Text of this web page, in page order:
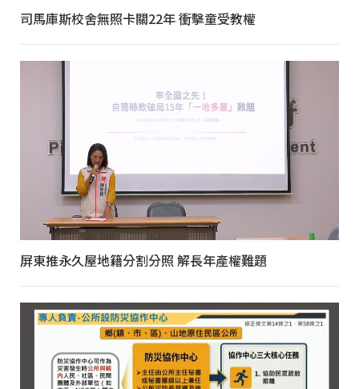
司馬庫斯校舍無照卡關22年 衝擊童受教權
屏東推永久屋地籍分割分照 解長年產權難題